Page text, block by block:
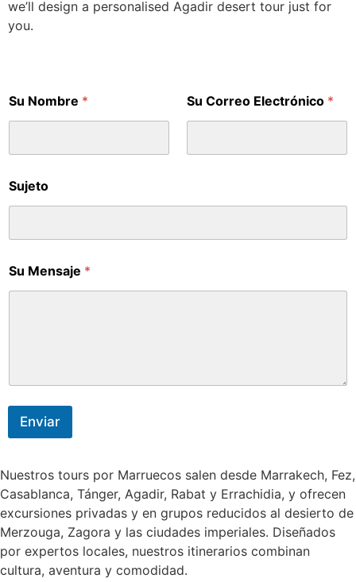
we’ll design a personalised Agadir desert tour just for
you.
Su Nombre * Su Correo Electrónico *
Sujeto
Su Mensaje *
Enviar
Nuestros tours por Marruecos salen desde Marrakech, Fez,
Casablanca, Tánger, Agadir, Rabat y Errachidia, y ofrecen
excursiones privadas y en grupos reducidos al desierto de
Merzouga, Zagora y las ciudades imperiales. Diseñados
por expertos locales, nuestros itinerarios combinan
cultura, aventura y comodidad.